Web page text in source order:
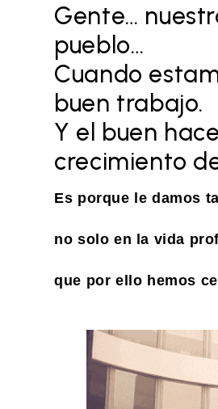
Gente…
pueblo…
Cuando
buen trabajo.
Y el buen
crecimiento
Es porque le damos
no solo en la vida
que por ello hemos